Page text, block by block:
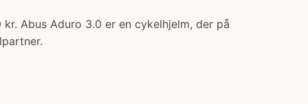
Abus Aduro 3.0 er en cykelhjelm, der på